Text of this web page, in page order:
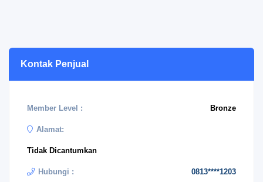
Kontak Penjual
Member Level : Bronze
Alamat:
Tidak Dicantumkan
Hubungi : 0813****1203